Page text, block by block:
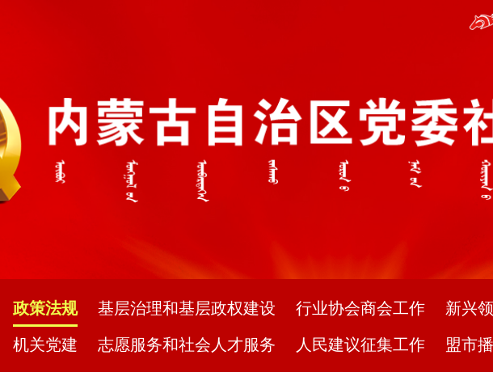
政策法规 基层治理和基层政权建设 行业协会商会工作 新兴
机关党建 志愿服务和社会人才服务 人民建议征集工作 盟市